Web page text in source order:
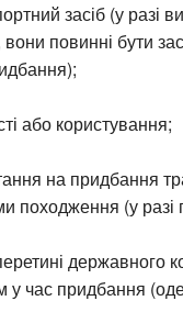
засіб (у разі
повинні бути
або користування;
на придбання
походження (у разі
державного
у час придбання